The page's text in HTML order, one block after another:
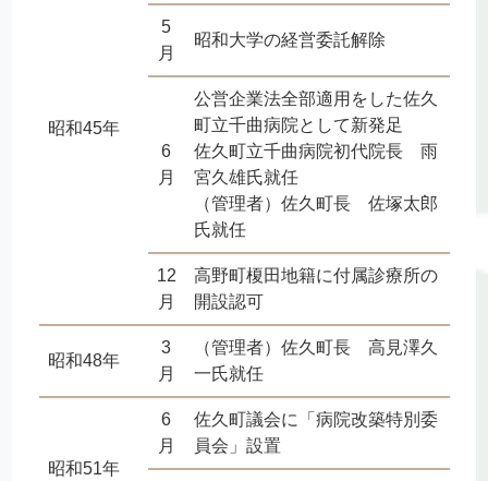
昭和45年
5
月
昭和大学の経営委託解除
6
月
公営企業法全部適用をした佐久
町立千曲病院として新発足
佐久町立千曲病院初代院長 雨
宮久雄氏就任
（管理者）佐久町長 佐塚太郎
氏就任
12
月
高野町榎田地籍に付属診療所の
開設認可
昭和48年
3
月
（管理者）佐久町長 高見澤久
一氏就任
昭和51年
6
月
佐久町議会に「病院改築特別委
員会」設置